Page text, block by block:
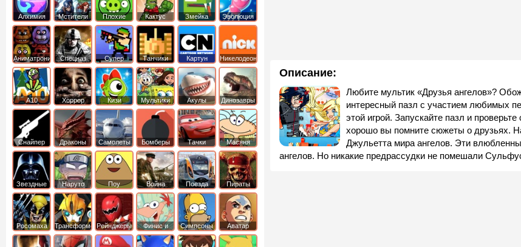
Описание:
Любите мультик «Друзья ангелов»?
интересный пазл с участием любимых
этой игрой. Запускайте пазл и
хорошо вы помните сюжеты о друзьях.
Джульетта мира ангелов. Эти
ангелов. Но никакие предрассудки не помешали
Алхимия Мстители
Плохие
свинки
Кактус
маккой
Змейка Эволюция
Аниматроники Спецназ
Супер
бойцы
Танчики
Картун
нетворк
Никелодеон
А10 Хоррор Кизи Мультики Акулы Динозавры
Снайпер Драконы Самолеты Бомберы Тачки Масяня
Звездные
войны
Наруто Поу Война Поезда
Пираты
Карибского
Моря
Росомаха ТрансформерыРейнджеры
Самураи
Финис и
Ферб
Симпсоны
Аватар
легенда об
Аанге